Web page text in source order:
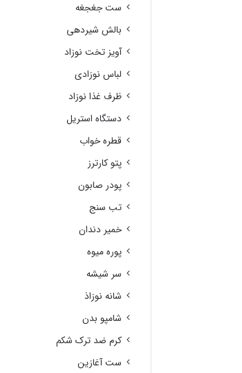
ست جغجغه
بالش شیردهی
آویز تخت نوزاد
لباس نوزادی
ظرف غذا نوزاد
دستگاه استریل
قطره خواب
پتو کارترز
پودر صابون
تب سنج
خمیر دندان
پوره میوه
سر شیشه
شانه نوزاذ
شامپو بدن
کرم ضد ترک شکم
ست آغازین